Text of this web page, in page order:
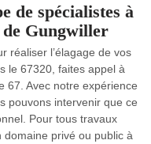
de spécialistes à
Gungwiller
réaliser l’élagage de vos
le 67320, faites appel à
67. Avec notre expérience
pouvons intervenir que ce
Pour tous travaux
domaine privé ou public à